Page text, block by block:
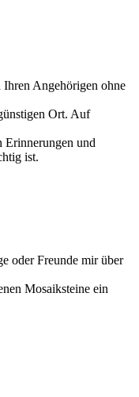
Angehörigen ohne
Ort. Auf
Erinnerungen und
ist.
oder Freunde mir über
Mosaiksteine ein